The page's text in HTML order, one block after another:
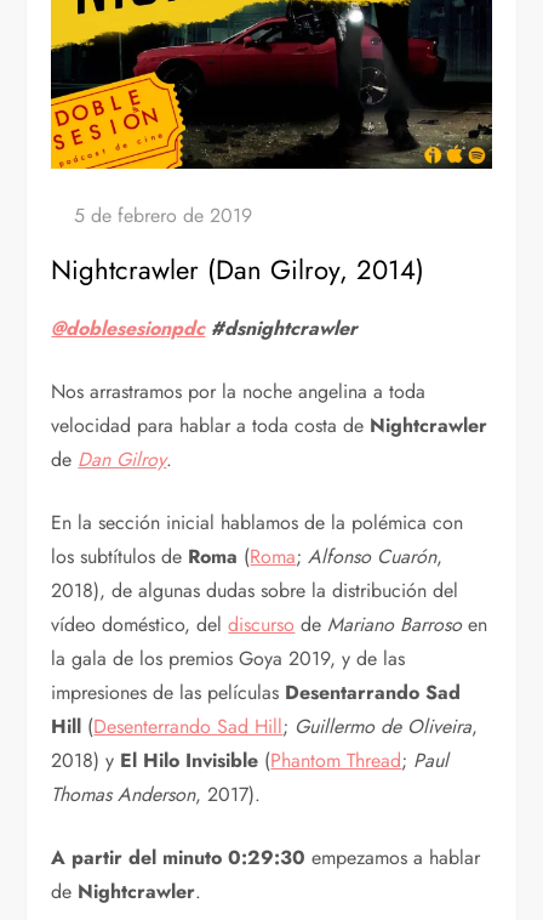
Nightcrawler (Dan Gilroy, 2014)
@doblesesionpdc#dsnightcrawler
Nos arrastramos por la noche angelina a toda
velocidad para hablar a toda costa de Nightcrawler
de Dan Gilroy.
En la sección inicial hablamos de la polémica con
los subtítulos de Roma (Roma;Alfonso Cuarón,
2018), de algunas dudas sobre la distribución del
vídeo doméstico, deldiscurso deMariano Barrosoen
la gala de los premios Goya 2019, y de las
impresiones de las películas Desentarrando Sad
Hill (Desenterrando Sad Hill; Guillermo de Oliveira,
2018) y El Hilo Invisible (Phantom Thread; Paul
Thomas Anderson, 2017).
A partir del minuto 0:29:30 empezamos a hablar
de Nightcrawler.